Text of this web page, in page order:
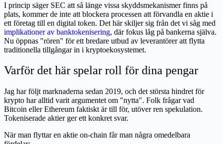
I princip säger SEC att så länge vissa skyddsmekanismer finns på
plats, kommer de inte att blockera processen att förvandla en aktie i
ett företag till en digital token. Det här skiljer sig från det vi såg med
implikationer av banktokenisering, där fokus låg på bankerna själva.
Nu öppnas "rören" för ett bredare utbud av leverantörer att flytta
traditionella tillgångar in i kryptoekosystemet.
Varför det här spelar roll för dina pengar
Jag har följt marknaderna sedan 2019, och det största hindret för
krypto har alltid varit argumentet om "nytta". Folk frågar vad
Bitcoin eller Ethereum faktiskt är till för, utöver ren spekulation.
Tokeniserade aktier ger ett konkret svar.
När man flyttar en aktie on-chain får man några omedelbara